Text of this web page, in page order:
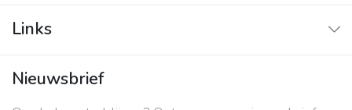
Vraag & Antwoord
Links
Contact
Nieuwsbrief